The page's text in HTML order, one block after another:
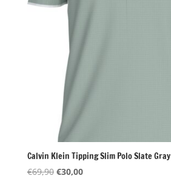
Calvin Klein Tipping Slim Polo Slate Gray
€69,90 Oorspronkelijke
€30,00Huidige